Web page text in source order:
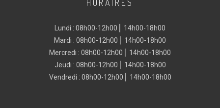
HORAIRES
Lundi : 08h00-12h00 ⎜ 14h00-18h00
Mardi : 08h00-12h00 ⎜ 14h00-18h00
Mercredi : 08h00-12h00 ⎜ 14h00-18h00
Jeudi : 08h00-12h00 ⎜ 14h00-18h00
Vendredi : 08h00-12h00 ⎜ 14h00-18h00